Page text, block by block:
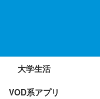
大学生活
VOD系アプリ